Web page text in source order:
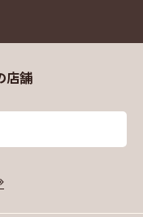
店舗